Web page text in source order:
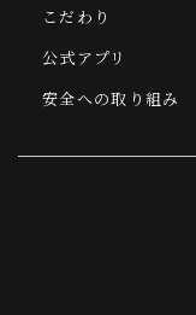
こだわり
公式アプリ
安全への取り組み